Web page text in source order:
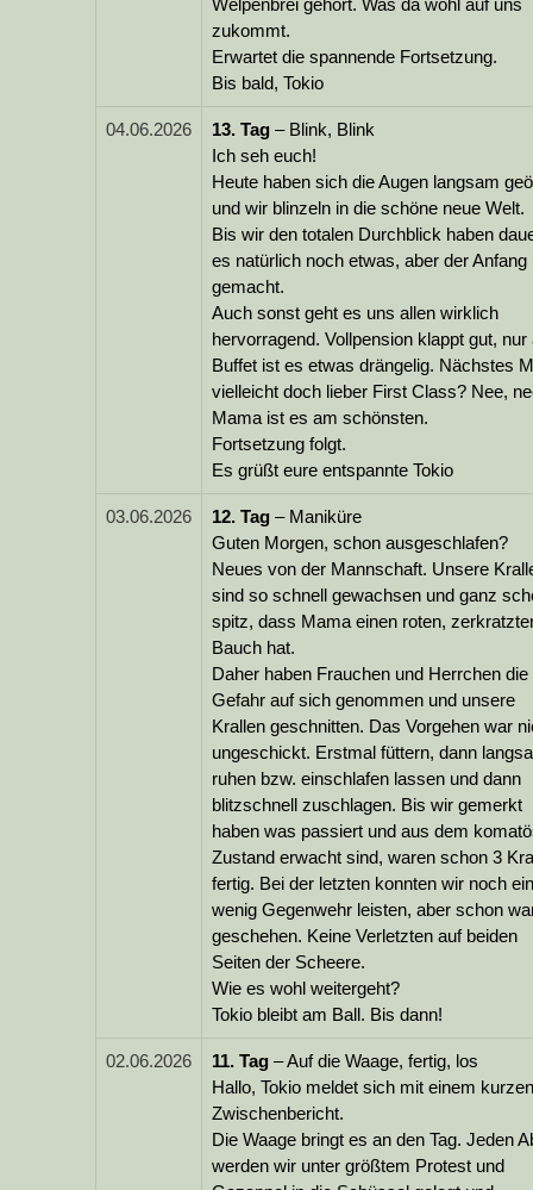
zukommt.
Erwartet die spannende Fortsetzung.
Bis bald, Tokio
04.06.2026 13. Tag – Blink, Blink
Ich seh euch!
Heute haben sich die Augen langsam
und wir blinzeln in die schöne neue Welt.
Bis wir den totalen Durchblick haben
es natürlich noch etwas, aber der Anfang
gemacht.
Auch sonst geht es uns allen wirklich
hervorragend. Vollpension klappt gut, nur
Buffet ist es etwas drängelig. Nächstes
vielleicht doch lieber First Class? Nee,
Mama ist es am schönsten.
Fortsetzung folgt.
Es grüßt eure entspannte Tokio
03.06.2026 12. Tag – Maniküre
Guten Morgen, schon ausgeschlafen?
Neues von der Mannschaft. Unsere
sind so schnell gewachsen und ganz
spitz, dass Mama einen roten,
Bauch hat.
Daher haben Frauchen und Herrchen die
Gefahr auf sich genommen und unsere
Krallen geschnitten. Das Vorgehen war
ungeschickt. Erstmal füttern, dann
ruhen bzw. einschlafen lassen und dann
blitzschnell zuschlagen. Bis wir gemerkt
haben was passiert und aus dem
Zustand erwacht sind, waren schon 3
fertig. Bei der letzten konnten wir noch ein
wenig Gegenwehr leisten, aber schon
geschehen. Keine Verletzten auf beiden
Seiten der Scheere.
Wie es wohl weitergeht?
Tokio bleibt am Ball. Bis dann!
02.06.2026 11. Tag – Auf die Waage, fertig, los
Hallo, Tokio meldet sich mit einem kurzen
Zwischenbericht.
Die Waage bringt es an den Tag. Jeden
werden wir unter größtem Protest und